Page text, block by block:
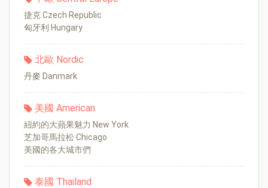
捷克 Czech Republic
匈牙利 Hungary
北歐 Nordic
丹麥 Danmark
美國 American
紐約的大蘋果魅力 New York
芝加哥馬拉松 Chicago
美國的各大城市們
泰國 Thailand